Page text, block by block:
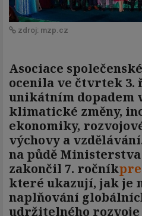
zdroj: mzp.cz
Asociace
ocenila ve čtvrtek 3.
unikátním dopadem
klimatické změny,
ekonomiky,
výchovy a
na půdě
zakončil 7. ročník
které ukazují, jak je
naplňování
udržitelného rozvoje